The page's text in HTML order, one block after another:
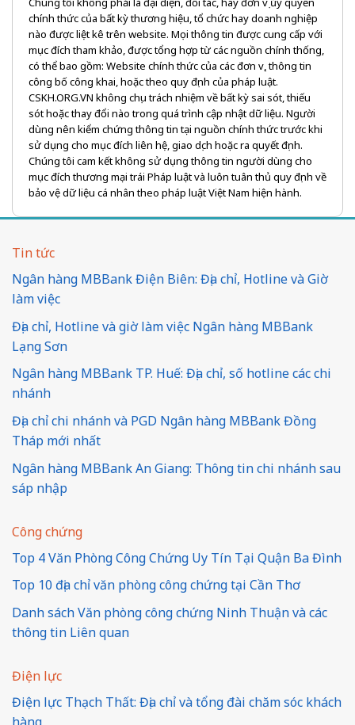
chính thức của bất kỳ thương hiệu, tổ chức hay doanh nghiệp
nào được liệt kê trên website. Mọi thông tin được cung cấp với
mục đích tham khảo, được tổng hợp từ các nguồn chính thống,
có thể bao gồm: Website chính thức của các đơn vị, thông tin
công bố công khai, hoặc theo quy định của pháp luật.
CSKH.ORG.VN không chịu trách nhiệm về bất kỳ sai sót, thiếu
sót hoặc thay đổi nào trong quá trình cập nhật dữ liệu. Người
dùng nên kiểm chứng thông tin tại nguồn chính thức trước khi
sử dụng cho mục đích liên hệ, giao dịch hoặc ra quyết định.
Chúng tôi cam kết không sử dụng thông tin người dùng cho
mục đích thương mại trái Pháp luật và luôn tuân thủ quy định về
bảo vệ dữ liệu cá nhân theo pháp luật Việt Nam hiện hành.
Tin tức
Ngân hàng MBBank Điện Biên: Địa chỉ, Hotline và Giờ
làm việc
Địa chỉ, Hotline và giờ làm việc Ngân hàng MBBank
Lạng Sơn
Ngân hàng MBBank TP. Huế: Địa chỉ, số hotline các chi
nhánh
Địa chỉ chi nhánh và PGD Ngân hàng MBBank Đồng
Tháp mới nhất
Ngân hàng MBBank An Giang: Thông tin chi nhánh sau
sáp nhập
Công chứng
Top 4 Văn Phòng Công Chứng Uy Tín Tại Quận Ba Đình
Top 10 địa chỉ văn phòng công chứng tại Cần Thơ
Danh sách Văn phòng công chứng Ninh Thuận và các
thông tin Liên quan
Điện lực
Điện lực Thạch Thất: Địa chỉ và tổng đài chăm sóc khách